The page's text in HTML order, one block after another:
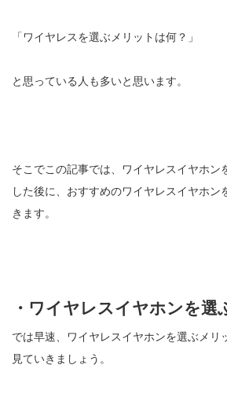
「ワイヤレスを選ぶメリットは何？」
と思っている人も多いと思います。
そこでこの記事では、ワイヤレスイヤホン
した後に、おすすめのワイヤレスイヤホン
きます。
・ワイヤレスイヤホンを選
では早速、ワイヤレスイヤホンを選ぶメリ
見ていきましょう。